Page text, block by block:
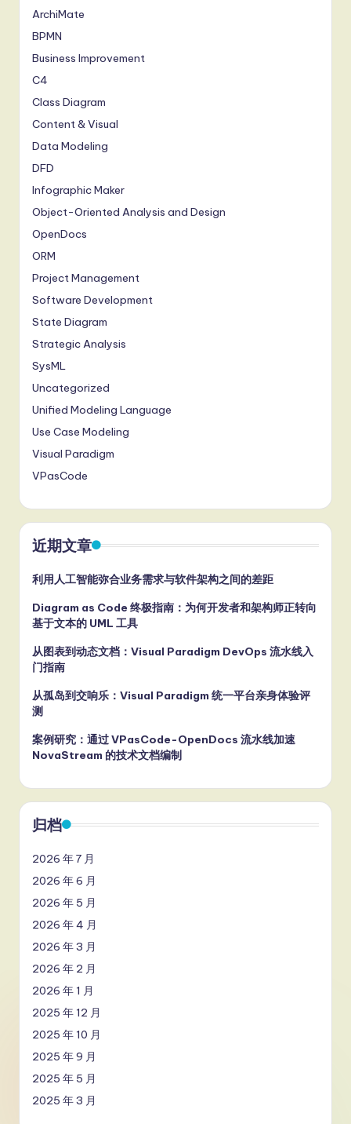
ArchiMate
BPMN
Business Improvement
C4
Class Diagram
Content & Visual
Data Modeling
DFD
Infographic Maker
Object-Oriented Analysis and Design
OpenDocs
ORM
Project Management
Software Development
State Diagram
Strategic Analysis
SysML
Uncategorized
Unified Modeling Language
Use Case Modeling
Visual Paradigm
VPasCode
近期文章
利用人工智能弥合业务需求与软件架构之间的差距
Diagram as Code 终极指南：为何开发者和架构师正转向
基于文本的 UML 工具
从图表到动态文档：Visual Paradigm DevOps 流水线入
门指南
从孤岛到交响乐：Visual Paradigm 统一平台亲身体验评
测
案例研究：通过 VPasCode-OpenDocs 流水线加速
NovaStream 的技术文档编制
归档
2026 年 7 月
2026 年 6 月
2026 年 5 月
2026 年 4 月
2026 年 3 月
2026 年 2 月
2026 年 1 月
2025 年 12 月
2025 年 10 月
2025 年 9 月
2025 年 5 月
2025 年 3 月